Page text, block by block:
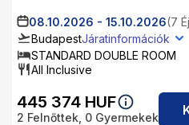
08.10.2026 - 15.10.2026(7
BudapestJáratinformációk
STANDARD DOUBLE ROOM
All Inclusive
445 374 HUF
2 Felnőttek, 0 Gyermekek